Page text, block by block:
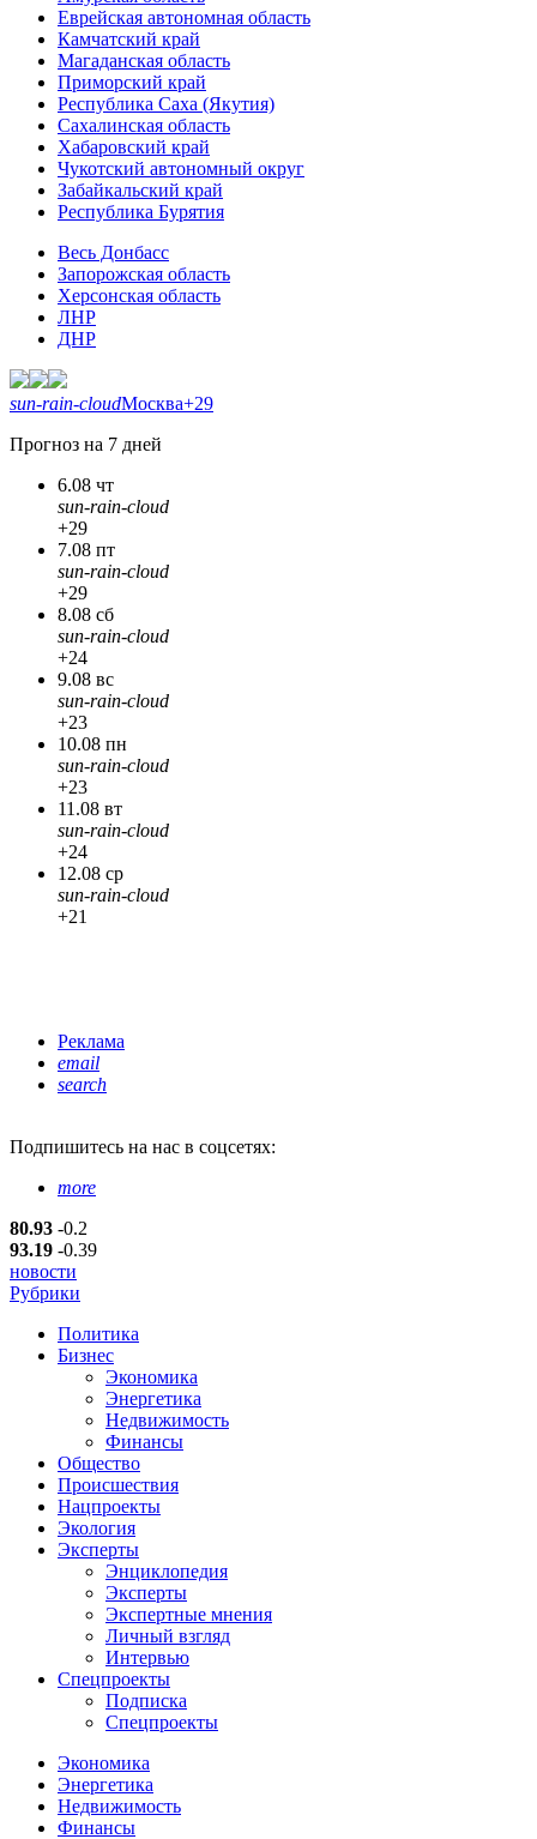
Еврейская автономная область
Камчатский край
Магаданская область
Приморский край
Республика Саха (Якутия)
Сахалинская область
Хабаровский край
Чукотский автономный округ
Забайкальский край
Республика Бурятия
Весь Донбасс
Запорожская область
Херсонская область
ЛНР
ДНР
sun-rain-cloudМосква+29
Прогноз на 7 дней
6.08 чт
sun-rain-cloud
+29
7.08 пт
sun-rain-cloud
+29
8.08 сб
sun-rain-cloud
+24
9.08 вс
sun-rain-cloud
+23
10.08 пн
sun-rain-cloud
+23
11.08 вт
sun-rain-cloud
+24
12.08 ср
sun-rain-cloud
+21
Реклама
email
search
Подпишитесь на нас в соцсетях:
more
80.93 -0.2
93.19 -0.39
новости
Рубрики
Политика
Бизнес
Экономика
Энергетика
Недвижимость
Финансы
Общество
Происшествия
Нацпроекты
Экология
Эксперты
Энциклопедия
Эксперты
Экспертные мнения
Личный взгляд
Интервью
Спецпроекты
Подписка
Спецпроекты
Экономика
Энергетика
Недвижимость
Финансы